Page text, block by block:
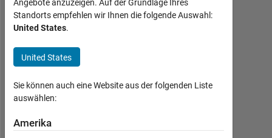
Drexel
University
Aktiv
seit
Followers:
Angebote anzuzeigen. Auf der Grundlage Ihres
Standorts empfehlen wir Ihnen die folgende Auswahl:
United States.
United States
Sie können auch eine Website aus der folgenden Liste
auswählen:
Amerika